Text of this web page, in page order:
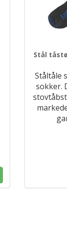
Stål
Ståltåle
sokker.